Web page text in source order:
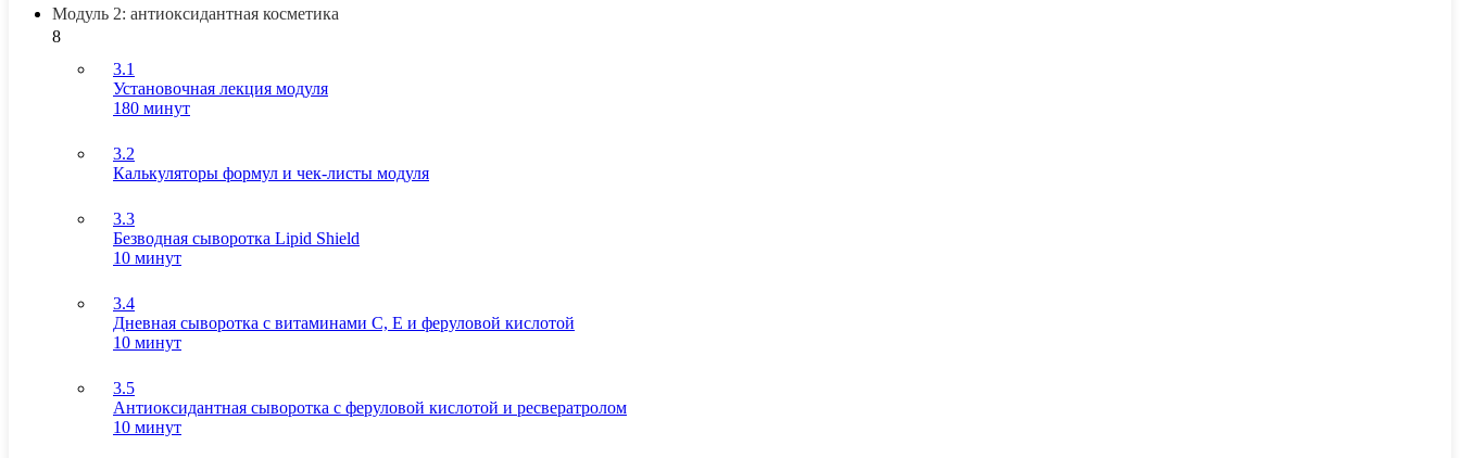
Модуль 2: антиоксидантная косметика
8
3.1
Установочная лекция модуля
180 минут
3.2
Калькуляторы формул и чек-листы модуля
3.3
Безводная сыворотка Lipid Shield
10 минут
3.4
Дневная сыворотка с витаминами С, Е и феруловой кислотой
10 минут
3.5
Антиоксидантная сыворотка с феруловой кислотой и ресвератролом
10 минут